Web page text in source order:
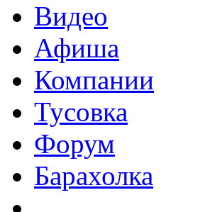
Видео
Афиша
Компании
Тусовка
Форум
Барахолка